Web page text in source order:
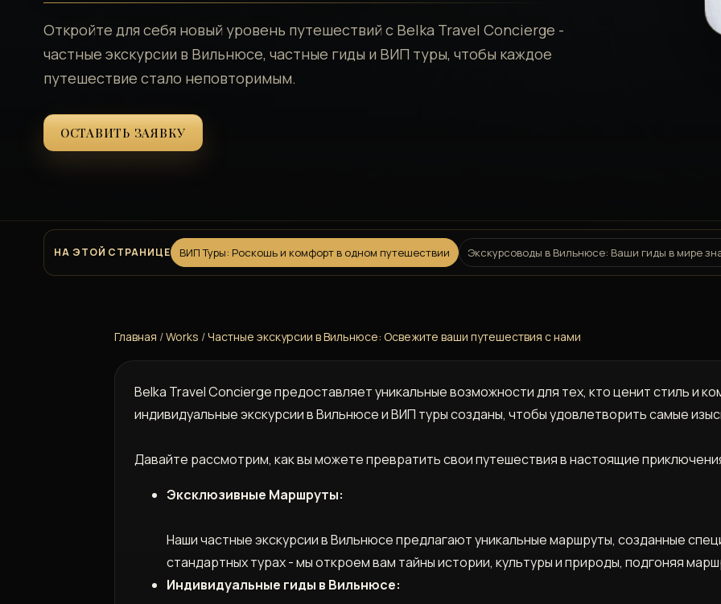
Откройте для себя новый уровень путешествий с Belka Travel Concierge -
частные экскурсии в Вильнюсе, частные гиды и ВИП туры, чтобы каждое
путешествие стало неповторимым.
ОСТАВИТЬ ЗАЯВКУ
НА ЭТОЙ СТРАНИЦЕ ВИП Туры: Роскошь и комфорт в одном путешествии Экскурсоводы в Вильнюсе: Ваши гиды в мире
Главная /Works /Частные экскурсии в Вильнюсе: Освежите ваши путешествия с нами
Belka Travel Concierge предоставляет уникальные возможности для тех, кто ценит стиль и
индивидуальные экскурсии в Вильнюсе и ВИП туры созданы, чтобы удовлетворить самые
Давайте рассмотрим, как вы можете превратить свои путешествия в настоящие
Эксклюзивные Маршруты:
Наши частные экскурсии в Вильнюсе предлагают уникальные маршруты, созданные
стандартных турах - мы откроем вам тайны истории, культуры и природы, подгоняя
Индивидуальные гиды в Вильнюсе: